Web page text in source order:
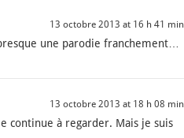
13 octobre 2013 at 16 h 41 min
une paro­die fran­che­ment…
13 octobre 2013 at 18 h 08 min
conti­nue à regar­der. Mais je suis